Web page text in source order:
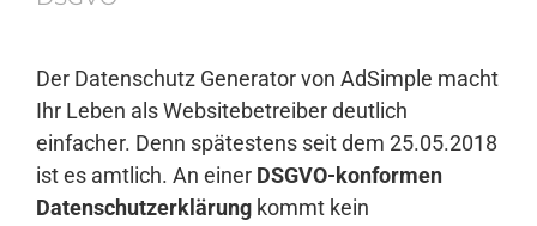
Anmelden
Der Datenschutz Generator von AdSimple macht
Ihr Leben als Websitebetreiber deutlich
einfacher. Denn spätestens seit dem 25.05.2018
ist es amtlich. An einer DSGVO-konformen
Datenschutzerklärung kommt kein